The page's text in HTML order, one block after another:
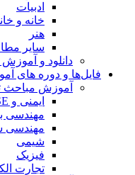
ادبیات
خانه و خانواده
هنر
سایر مطالب
دانلود و آموزش نرم
فایل‌ها و دوره های
آموزش مباحث
ایمنی و HSE
مهندسی برق
مهندسی
شیمی
فیزیک
تجارت